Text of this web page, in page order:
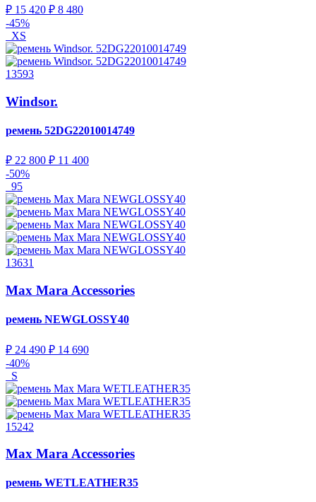
₽ 15 420 ₽ 8 480
-45%
XS
13593
Windsor.
ремень 52DG22010014749
₽ 22 800 ₽ 11 400
-50%
95
13631
Max Mara Accessories
ремень NEWGLOSSY40
₽ 24 490 ₽ 14 690
-40%
S
15242
Max Mara Accessories
ремень WETLEATHER35